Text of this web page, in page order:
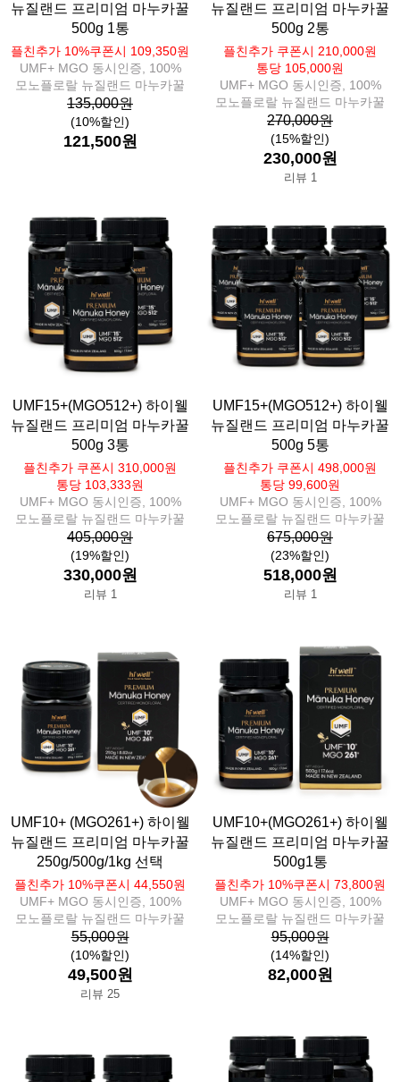
뉴질랜드 프리미엄 마누카꿀
500g 1통
플친추가 10%쿠폰시 109,350원
UMF+ MGO 동시인증, 100%
모노플로랄 뉴질랜드 마누카꿀
135,000원
(10%할인)
121,500원
뉴질랜드 프리미엄 마누카꿀
500g 2통
플친추가 쿠폰시 210,000원
통당 105,000원
UMF+ MGO 동시인증, 100%
모노플로랄 뉴질랜드 마누카꿀
270,000원
(15%할인)
230,000원
리뷰 1
UMF15+(MGO512+) 하이웰
뉴질랜드 프리미엄 마누카꿀
500g 3통
플친추가 쿠폰시 310,000원
통당 103,333원
UMF+ MGO 동시인증, 100%
모노플로랄 뉴질랜드 마누카꿀
405,000원
(19%할인)
330,000원
리뷰 1
UMF15+(MGO512+) 하이웰
뉴질랜드 프리미엄 마누카꿀
500g 5통
플친추가 쿠폰시 498,000원
통당 99,600원
UMF+ MGO 동시인증, 100%
모노플로랄 뉴질랜드 마누카꿀
675,000원
(23%할인)
518,000원
리뷰 1
UMF10+ (MGO261+) 하이웰
뉴질랜드 프리미엄 마누카꿀
250g/500g/1kg 선택
플친추가 10%쿠폰시 44,550원
UMF+ MGO 동시인증, 100%
모노플로랄 뉴질랜드 마누카꿀
55,000원
(10%할인)
49,500원
리뷰 25
UMF10+(MGO261+) 하이웰
뉴질랜드 프리미엄 마누카꿀
500g1통
플친추가 10%쿠폰시 73,800원
UMF+ MGO 동시인증, 100%
모노플로랄 뉴질랜드 마누카꿀
95,000원
(14%할인)
82,000원